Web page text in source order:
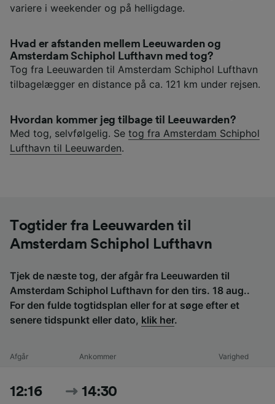
variere i weekender og på helligdage.
Hvad er afstanden mellem Leeuwarden og
Amsterdam Schiphol Lufthavn med tog?
Tog fra Leeuwarden til Amsterdam Schiphol Lufthavn
tilbagelægger en distance på ca. 121 km under rejsen.
Hvordan kommer jeg tilbage til Leeuwarden?
Med tog, selvfølgelig. Se tog fra Amsterdam Schiphol
Lufthavn til Leeuwarden.
Togtider fra Leeuwarden til
Amsterdam Schiphol Lufthavn
Tjek de næste tog, der afgår fra Leeuwarden til
Amsterdam Schiphol Lufthavn for den tirs. 18 aug..
For den fulde togtidsplan eller for at søge efter et
senere tidspunkt eller dato, klik her.
Afgår Ankommer Varighed
12:16 14:30